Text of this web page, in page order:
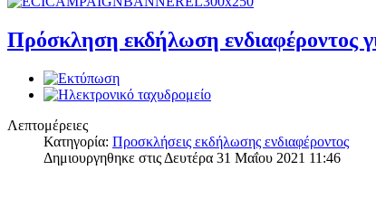
Πρόσκληση εκδήλωση ενδιαφέροντος
Λεπτομέρειες
Κατηγορία: Προσκλήσεις εκδήλωσης ενδιαφέροντος
Δημιουργηθηκε στις Δευτέρα 31 Μαΐου 2021 11:46